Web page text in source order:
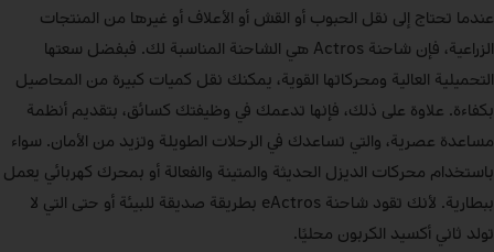
عندما تحتاج إلى نقل الحبوب أو القش أو الأعلاف أو غيرها من المنتجات
الزراعية، فإن شاحنة Actros هي الشاحنة المناسبة لك. فبفضل سعتها
التحميلية العالية ومحركاتها القوية، يمكنك نقل كميات كبيرة من المحاصيل
بكفاءة. علاوة على ذلك، فإنها تدعمك في وظيفتك كسائق، بتقديم أنظمة
مساعدة عصرية، والتي تساعدك في الرحلات الطويلة وتزيد من الأمان. سواء
باستخدام محركات الديزل الحديثة والمتينة والفعالة أو بمحرك كهربائي يعمل
ببطارية. لأنك تقود شاحنة eActros بطريقة صديقة للبيئة أو حتى التي لا
تولد ثاني أكسيد الكربون محليًا.